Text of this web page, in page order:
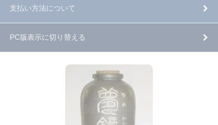
支払い方法について
PC版表示に切り替える